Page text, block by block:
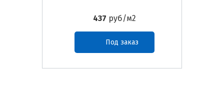
437 руб/м2
Под заказ